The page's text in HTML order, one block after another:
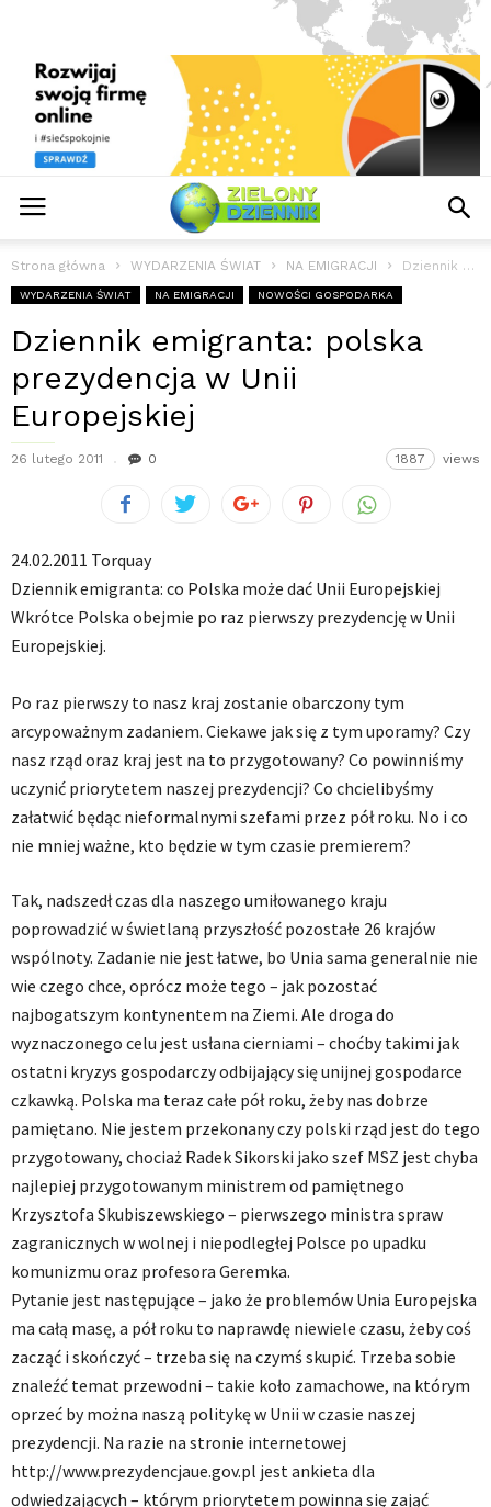
Strona główna WYDARZENIA ŚWIAT NA EMIGRACJI Dziennik emigranta: polska prezydencja w Unii Europejskiej
WYDARZENIA ŚWIAT NA EMIGRACJI NOWOŚCI GOSPODARKA
Dziennik emigranta: polska
prezydencja w Unii
Europejskiej
26 lutego 2011 0 1887 views
24.02.2011 Torquay
Dziennik emigranta: co Polska może dać Unii Europejskiej
Wkrótce Polska obejmie po raz pierwszy prezydencję w Unii
Europejskiej.
Po raz pierwszy to nasz kraj zostanie obarczony tym
arcypoważnym zadaniem. Ciekawe jak się z tym uporamy? Czy
nasz rząd oraz kraj jest na to przygotowany? Co powinniśmy
uczynić priorytetem naszej prezydencji? Co chcielibyśmy
załatwić będąc nieformalnymi szefami przez pół roku. No i co
nie mniej ważne, kto będzie w tym czasie premierem?
Tak, nadszedł czas dla naszego umiłowanego kraju
poprowadzić w świetlaną przyszłość pozostałe 26 krajów
wspólnoty. Zadanie nie jest łatwe, bo Unia sama generalnie nie
wie czego chce, oprócz może tego – jak pozostać
najbogatszym kontynentem na Ziemi. Ale droga do
wyznaczonego celu jest usłana cierniami – choćby takimi jak
ostatni kryzys gospodarczy odbijający się unijnej gospodarce
czkawką. Polska ma teraz całe pół roku, żeby nas dobrze
pamiętano. Nie jestem przekonany czy polski rząd jest do tego
przygotowany, chociaż Radek Sikorski jako szef MSZ jest chyba
najlepiej przygotowanym ministrem od pamiętnego
Krzysztofa Skubiszewskiego – pierwszego ministra spraw
zagranicznych w wolnej i niepodległej Polsce po upadku
komunizmu oraz profesora Geremka.
Pytanie jest następujące – jako że problemów Unia Europejska
ma całą masę, a pół roku to naprawdę niewiele czasu, żeby coś
zacząć i skończyć – trzeba się na czymś skupić. Trzeba sobie
znaleźć temat przewodni – takie koło zamachowe, na którym
oprzeć by można naszą politykę w Unii w czasie naszej
prezydencji. Na razie na stronie internetowej
http://www.prezydencjaue.gov.pl jest ankieta dla
odwiedzających – którym priorytetem powinna się zająć